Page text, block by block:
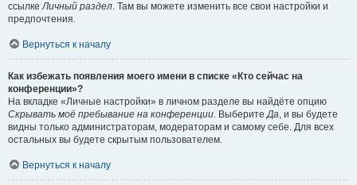
ссылкеЛичный раздел. Там вы можете изменить все свои настройки и
предпочтения.
Вернуться к началу
Как избежать появления моего имени в списке «Кто сейчас на
конференции»?
На вкладке «Личные настройки» в личном разделе вы найдёте опцию
Скрывать моё пребывание на конференции. ВыберитеДа, и вы будете
видны только администраторам, модераторам и самому себе. Для всех
остальных вы будете скрытым пользователем.
Вернуться к началу